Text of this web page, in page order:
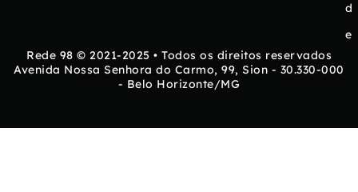
d
e
Rede 98 © 2021-2025 • Todos os direitos reservados
Avenida Nossa Senhora do Carmo, 99, Sion - 30.330-000
- Belo Horizonte/MG